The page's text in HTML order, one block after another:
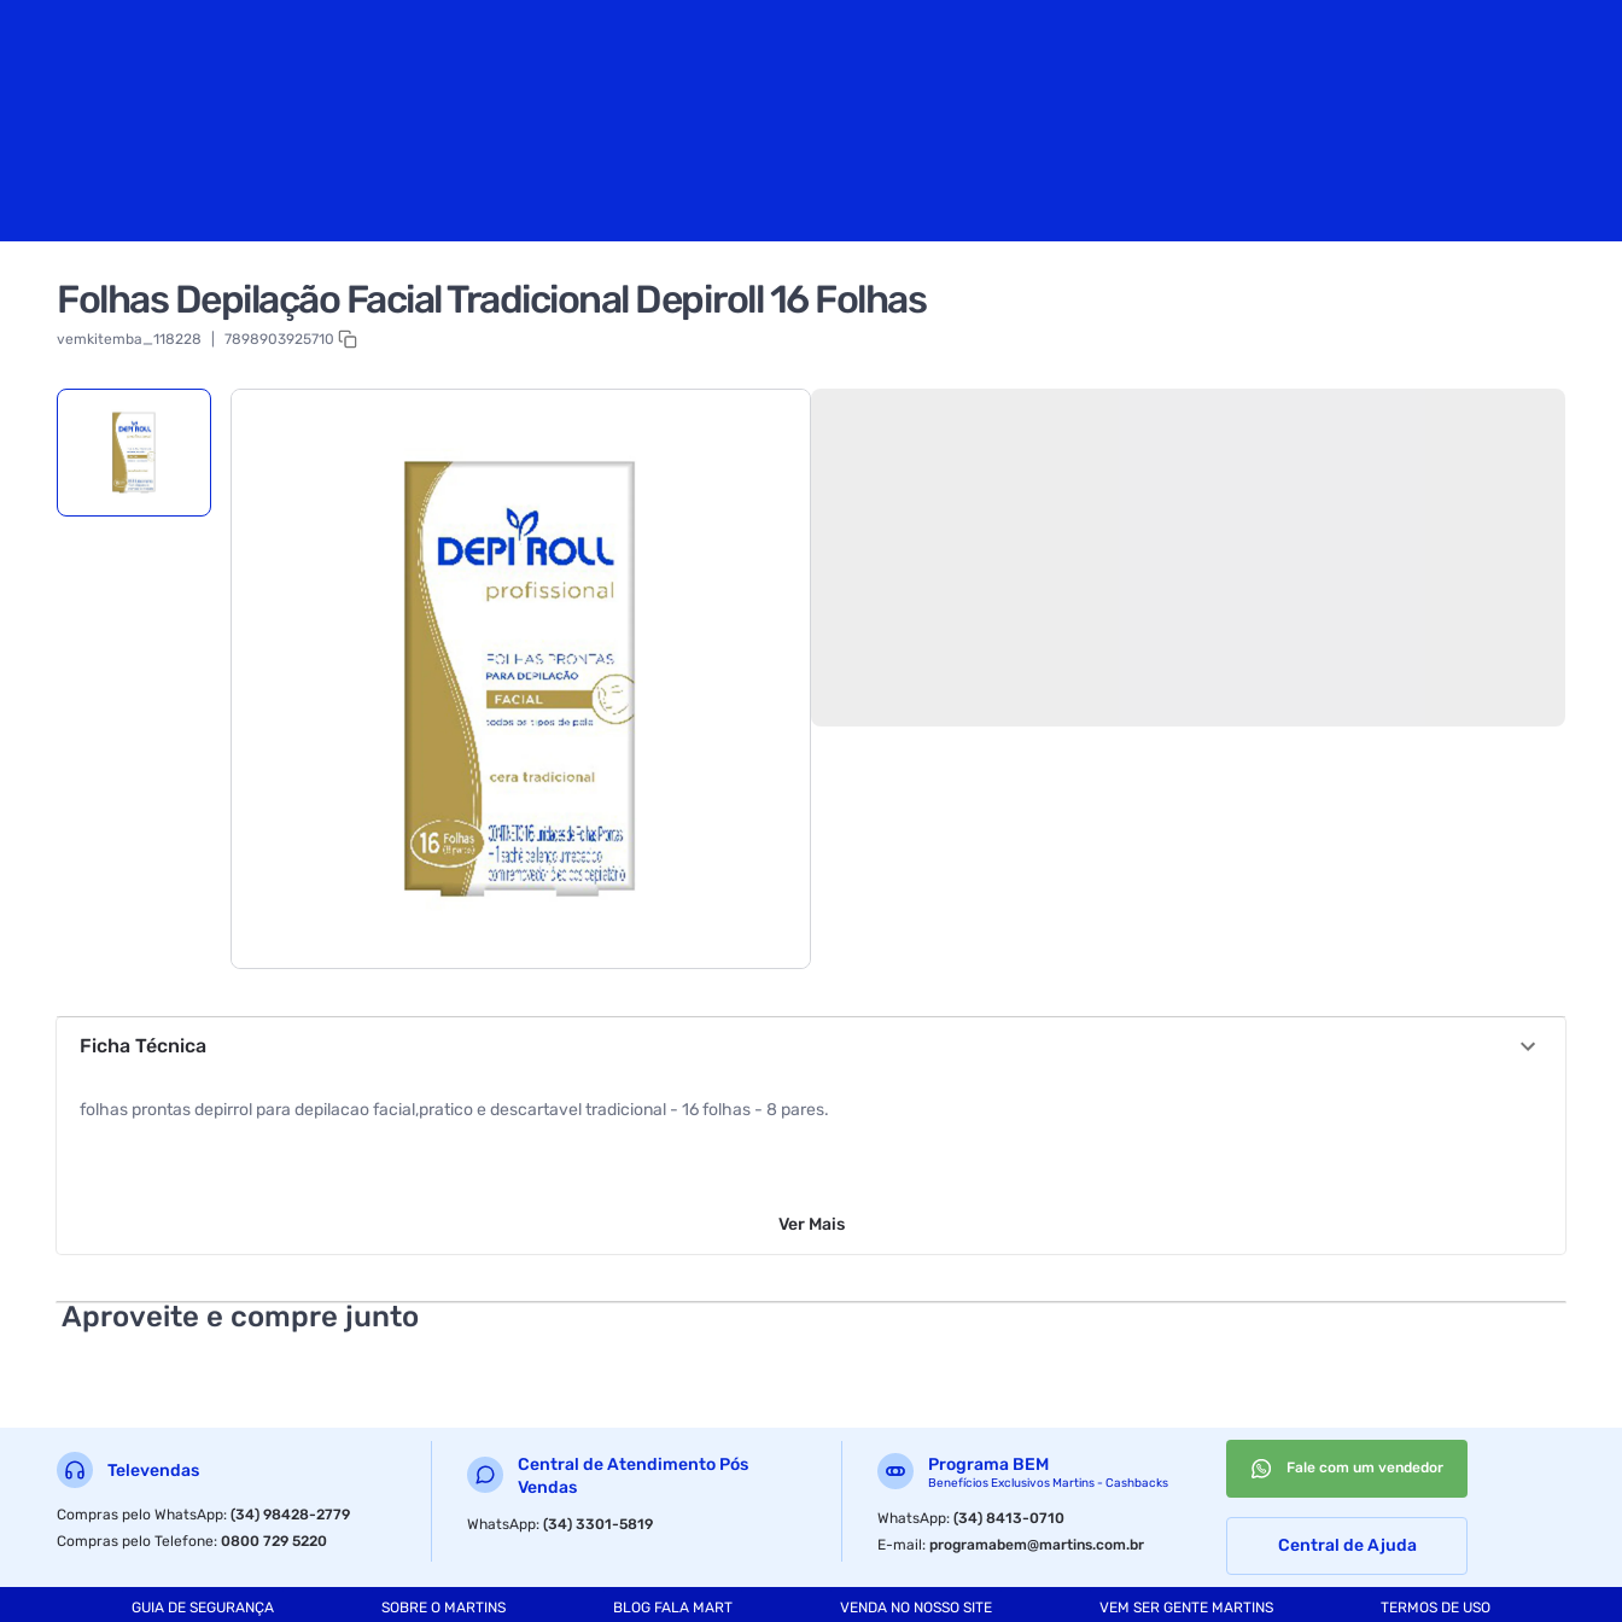
Folhas Depilação Facial Tradicional Depiroll 16 Folhas
vemkitemba_118228 7898903925710
Ficha Técnica
folhas prontas depirrol para depilacao facial,pratico e descartavel tradicional - 16 folhas - 8 pares.
Ver Mais
Aproveite e compre junto
Televendas
Compras pelo WhatsApp:(34) 98428-2779
Compras pelo Telefone:0800 729 5220
Central de Atendimento Pós
Vendas
WhatsApp:(34) 3301-5819
Programa BEM
Benefícios Exclusivos Martins - Cashbacks
WhatsApp:(34) 8413-0710
E-mail:programabem@martins.com.br
Fale com um vendedor
Central de Ajuda
GUIA DE SEGURANÇA SOBRE O MARTINS BLOG FALA MART VENDA NO NOSSO SITE VEM SER GENTE MARTINS TERMOS DE USO